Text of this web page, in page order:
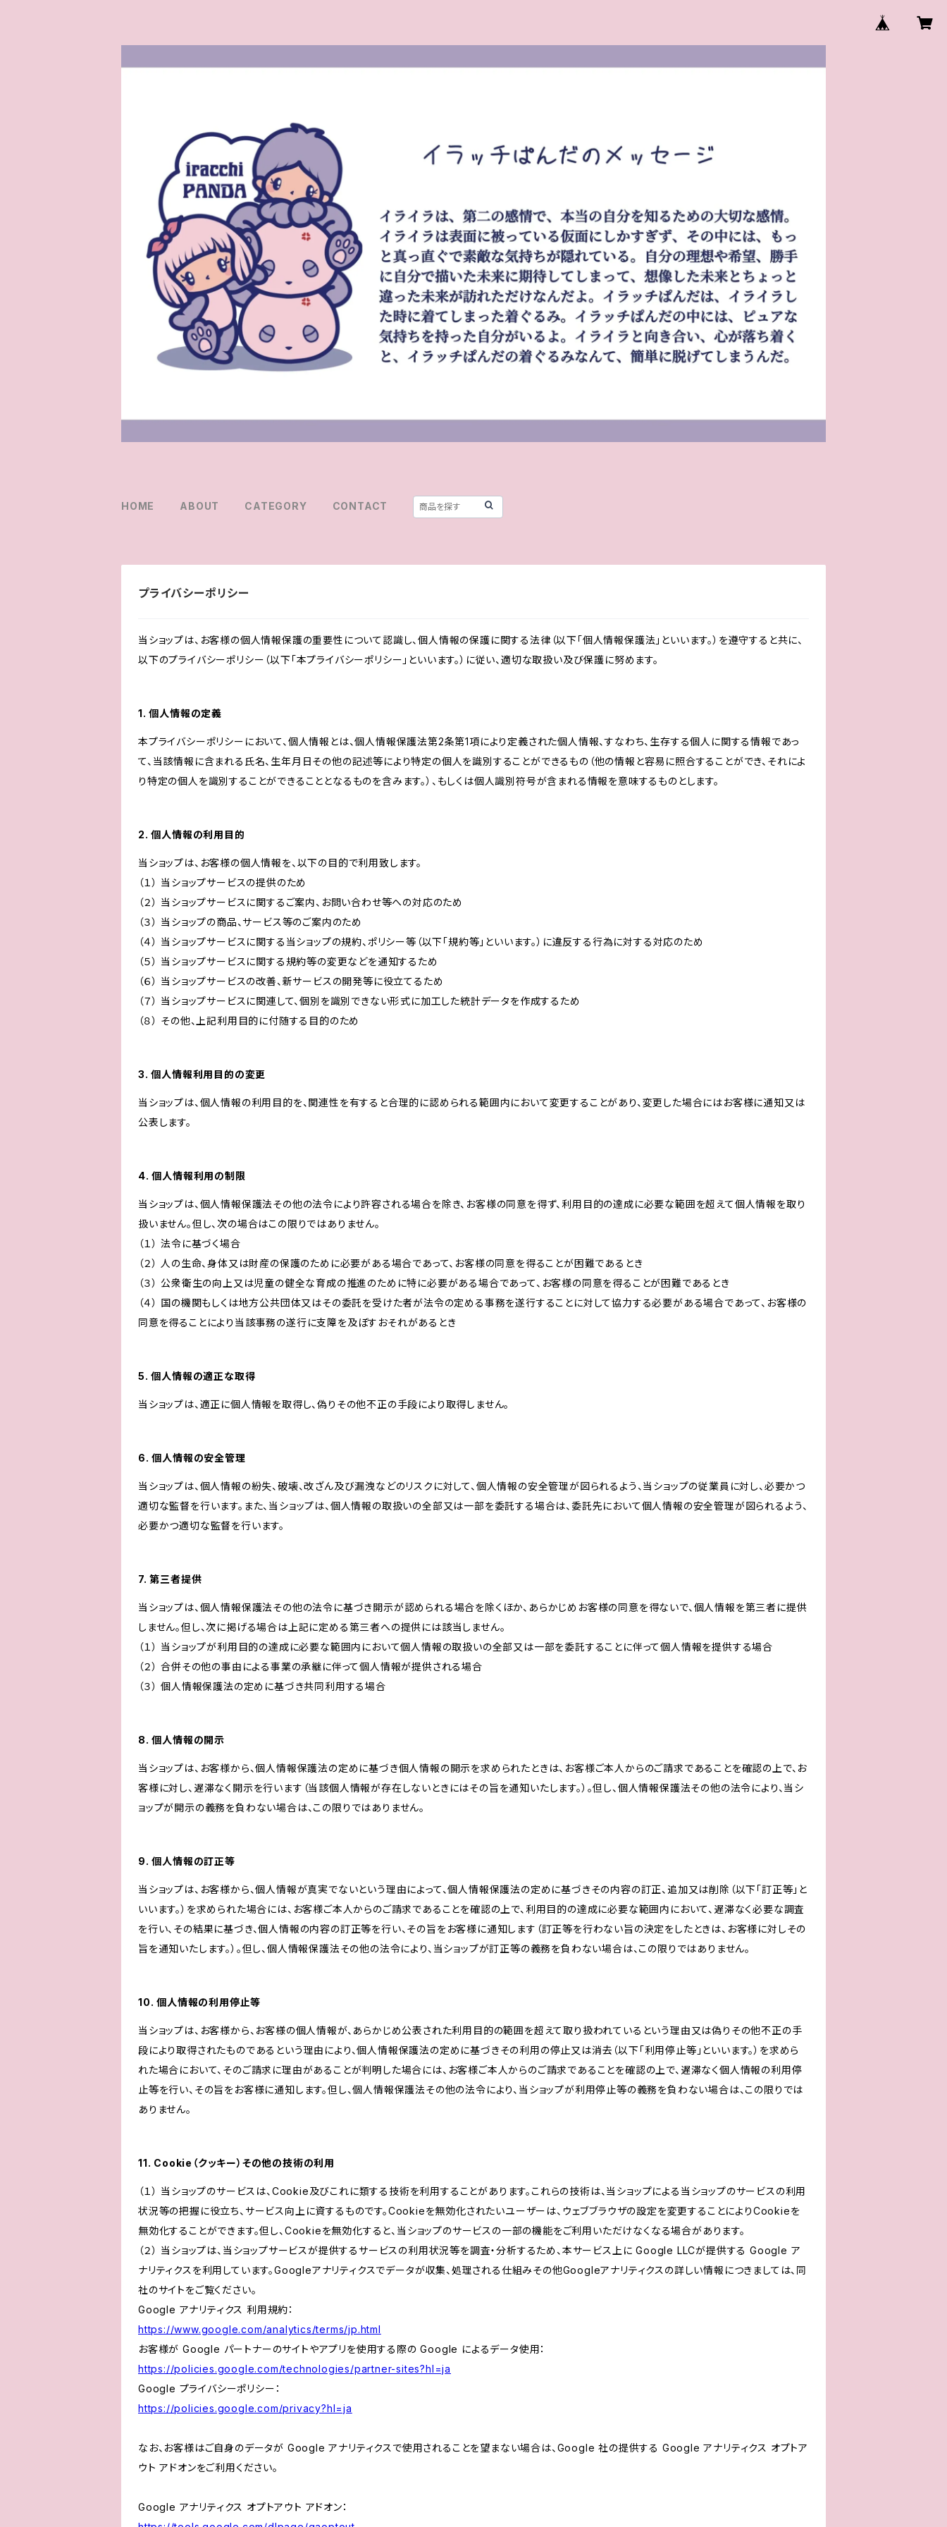
HOME ABOUT CATEGORY CONTACT
プライバシーポリシー
当ショップは、お客様の個人情報保護の重要性について認識し、個人情報の保護に関する法律（以下「個人情報保護法」といいます。）を遵守すると共に、
以下のプライバシーポリシー（以下「本プライバシーポリシー」といいます。）に従い、適切な取扱い及び保護に努めます。
1. 個人情報の定義
本プライバシーポリシーにおいて、個人情報とは、個人情報保護法第2条第1項により定義された個人情報、すなわち、生存する個人に関する情報であっ
て、当該情報に含まれる氏名、生年月日その他の記述等により特定の個人を識別することができるもの（他の情報と容易に照合することができ、それによ
り特定の個人を識別することができることとなるものを含みます。）、もしくは個人識別符号が含まれる情報を意味するものとします。
2. 個人情報の利用目的
当ショップは、お客様の個人情報を、以下の目的で利用致します。
（１） 当ショップサービスの提供のため
（２） 当ショップサービスに関するご案内、お問い合わせ等への対応のため
（３） 当ショップの商品、サービス等のご案内のため
（４） 当ショップサービスに関する当ショップの規約、ポリシー等（以下「規約等」といいます。）に違反する行為に対する対応のため
（５） 当ショップサービスに関する規約等の変更などを通知するため
（６） 当ショップサービスの改善、新サービスの開発等に役立てるため
（７） 当ショップサービスに関連して、個別を識別できない形式に加工した統計データを作成するため
（８） その他、上記利用目的に付随する目的のため
3. 個人情報利用目的の変更
当ショップは、個人情報の利用目的を、関連性を有すると合理的に認められる範囲内において変更することがあり、変更した場合にはお客様に通知又は
公表します。
4. 個人情報利用の制限
当ショップは、個人情報保護法その他の法令により許容される場合を除き、お客様の同意を得ず、利用目的の達成に必要な範囲を超えて個人情報を取り
扱いません。但し、次の場合はこの限りではありません。
（１） 法令に基づく場合
（２） 人の生命、身体又は財産の保護のために必要がある場合であって、お客様の同意を得ることが困難であるとき
（３） 公衆衛生の向上又は児童の健全な育成の推進のために特に必要がある場合であって、お客様の同意を得ることが困難であるとき
（４） 国の機関もしくは地方公共団体又はその委託を受けた者が法令の定める事務を遂行することに対して協力する必要がある場合であって、お客様の
同意を得ることにより当該事務の遂行に支障を及ぼすおそれがあるとき
5. 個人情報の適正な取得
当ショップは、適正に個人情報を取得し、偽りその他不正の手段により取得しません。
6. 個人情報の安全管理
当ショップは、個人情報の紛失、破壊、改ざん及び漏洩などのリスクに対して、個人情報の安全管理が図られるよう、当ショップの従業員に対し、必要かつ
適切な監督を行います。また、当ショップは、個人情報の取扱いの全部又は一部を委託する場合は、委託先において個人情報の安全管理が図られるよう、
必要かつ適切な監督を行います。
7. 第三者提供
当ショップは、個人情報保護法その他の法令に基づき開示が認められる場合を除くほか、あらかじめお客様の同意を得ないで、個人情報を第三者に提供
しません。但し、次に掲げる場合は上記に定める第三者への提供には該当しません。
（１） 当ショップが利用目的の達成に必要な範囲内において個人情報の取扱いの全部又は一部を委託することに伴って個人情報を提供する場合
（２） 合併その他の事由による事業の承継に伴って個人情報が提供される場合
（３） 個人情報保護法の定めに基づき共同利用する場合
8. 個人情報の開示
当ショップは、お客様から、個人情報保護法の定めに基づき個人情報の開示を求められたときは、お客様ご本人からのご請求であることを確認の上で、お
客様に対し、遅滞なく開示を行います（当該個人情報が存在しないときにはその旨を通知いたします。）。但し、個人情報保護法その他の法令により、当シ
ョップが開示の義務を負わない場合は、この限りではありません。
9. 個人情報の訂正等
当ショップは、お客様から、個人情報が真実でないという理由によって、個人情報保護法の定めに基づきその内容の訂正、追加又は削除（以下「訂正等」と
いいます。）を求められた場合には、お客様ご本人からのご請求であることを確認の上で、利用目的の達成に必要な範囲内において、遅滞なく必要な調査
を行い、その結果に基づき、個人情報の内容の訂正等を行い、その旨をお客様に通知します（訂正等を行わない旨の決定をしたときは、お客様に対しその
旨を通知いたします。）。但し、個人情報保護法その他の法令により、当ショップが訂正等の義務を負わない場合は、この限りではありません。
10. 個人情報の利用停止等
当ショップは、お客様から、お客様の個人情報が、あらかじめ公表された利用目的の範囲を超えて取り扱われているという理由又は偽りその他不正の手
段により取得されたものであるという理由により、個人情報保護法の定めに基づきその利用の停止又は消去（以下「利用停止等」といいます。）を求めら
れた場合において、そのご請求に理由があることが判明した場合には、お客様ご本人からのご請求であることを確認の上で、遅滞なく個人情報の利用停
止等を行い、その旨をお客様に通知します。但し、個人情報保護法その他の法令により、当ショップが利用停止等の義務を負わない場合は、この限りでは
ありません。
11. Cookie（クッキー）その他の技術の利用
（１） 当ショップのサービスは、Cookie及びこれに類する技術を利用することがあります。これらの技術は、当ショップによる当ショップのサービスの利用
状況等の把握に役立ち、サービス向上に資するものです。Cookieを無効化されたいユーザーは、ウェブブラウザの設定を変更することによりCookieを
無効化することができます。但し、Cookieを無効化すると、当ショップのサービスの一部の機能をご利用いただけなくなる場合があります。
（２） 当ショップは、当ショップサービスが提供するサービスの利用状況等を調査・分析するため、本サービス上に Google LLCが提供する Google ア
ナリティクスを利用しています。Googleアナリティクスでデータが収集、処理される仕組みその他Googleアナリティクスの詳しい情報につきましては、同
社のサイトをご覧ください。
Google アナリティクス 利用規約：
https://www.google.com/analytics/terms/jp.html
お客様が Google パートナーのサイトやアプリを使用する際の Google によるデータ使用：
https://policies.google.com/technologies/partner-sites?hl=ja
Google プライバシーポリシー：
https://policies.google.com/privacy?hl=ja
なお、お客様はご自身のデータが Google アナリティクスで使用されることを望まない場合は、Google 社の提供する Google アナリティクス オプトア
ウト アドオンをご利用ください。
Google アナリティクス オプトアウト アドオン：